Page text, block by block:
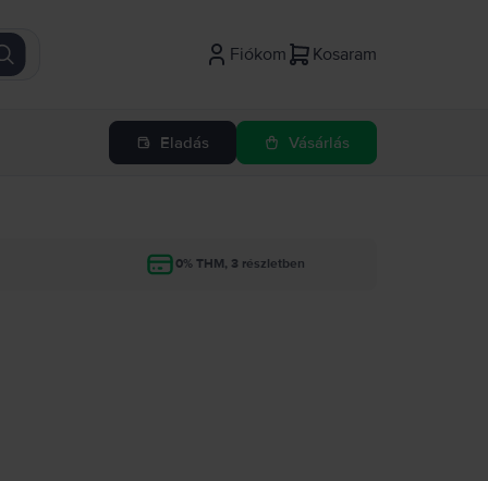
Fiókom Kosaram
Eladás Vásárlás
0% THM, 3 részletben